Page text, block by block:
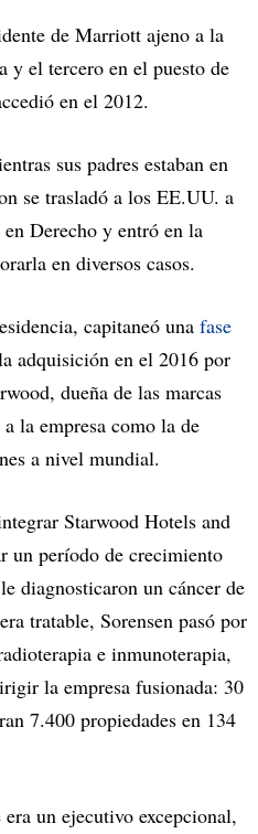
de Marriott ajeno a la
y el tercero en el puesto de
en el 2012.
sus padres estaban en
se trasladó a los EE.UU. a
Derecho y entró en la
en diversos casos.
capitaneó una fase
adquisición en el 2016 por
dueña de las marcas
la empresa como la de
a nivel mundial.
Starwood Hotels and
un período de crecimiento
diagnosticaron un cáncer de
tratable, Sorensen pasó por
e inmunoterapia,
la empresa fusionada: 30
7.400 propiedades en 134
un ejecutivo excepcional,